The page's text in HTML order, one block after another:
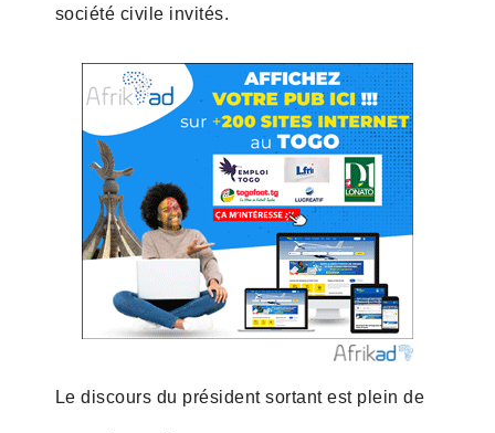
société civile invités.
Le discours du président sortant est plein de